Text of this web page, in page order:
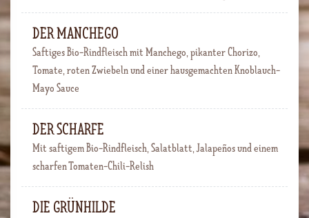
DER MANCHEGO
Saftiges Bio-Rindfleisch mit Manchego, pikanter Chorizo,
Tomate, roten Zwiebeln und einer hausgemachten Knoblauch-
Mayo Sauce
DER SCHARFE
Mit saftigem Bio-Rindfleisch, Salatblatt, Jalapeños und einem
scharfen Tomaten-Chili-Relish
DIE GRÜNHILDE